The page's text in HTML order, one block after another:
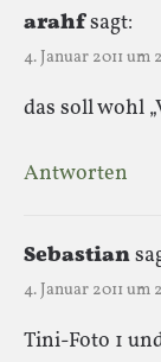
arahfsagt:
4. Januar 2011 um
das soll wohl
Antworten
Sebastian
4. Januar 2011 um
Tini-Foto 1